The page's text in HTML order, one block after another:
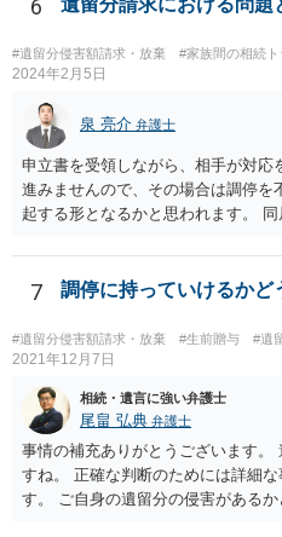
難と思われます。 「ＡＢＣ間の遺産
死亡し，二次相続が発生した」とい
議の内容を前提とした主張をするこ
人は応じない姿勢を示していること
主張としては維持しつつも，現実的
しどころ）としては，譲歩すること
れません。
6 遺留分請求における問題
#遺留分侵害額請求・放棄 #家族間の相続
2024年2月5日
泉 亮介 弁護士
申立書を受領しながら、相手が対応
進みませんので、その場合は調停を
起する形となるかと思われます。
め、後からひっくり返すということ
す。 公開相談の場でのご相談につ
7 調停に持っていけるかど
#遺留分侵害額請求・放棄 #生前贈与 #遺
2021年12月7日
相続・遺言に強い弁護士
尾畠 弘典 弁護士
事情の補充ありがとうございます。
すね。 正確な判断のためには詳細
す。 ご自身の遺留分の侵害がある